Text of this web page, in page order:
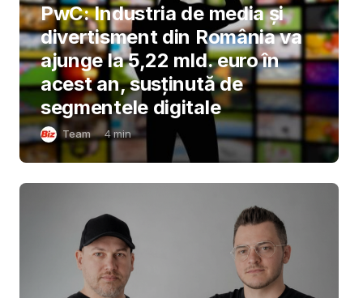
PwC: Industria de media și
divertisment din România va
ajunge la 5,22 mld. euro în
acest an, susținută de
segmentele digitale
Team 4min